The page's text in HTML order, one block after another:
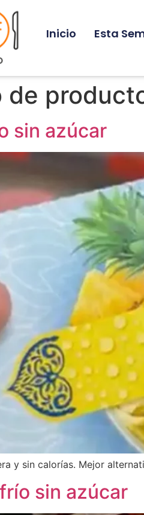
Inicio Esta
de
sin azúcar
y sin calorías. Mejor
sin azúcar